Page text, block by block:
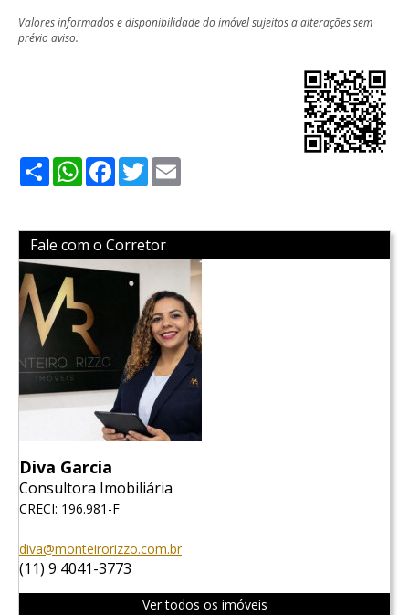
Valores informados e disponibilidade do imóvel sujeitos a alterações sem
prévio aviso.
ShareWhatsApp
Facebook
Twitter
Fale com o Corretor
Diva Garcia
Consultora Imobiliária
CRECI: 196.981-F
diva@monteirorizzo.com.br
(11) 9 4041-3773
Ver todos os imóveis